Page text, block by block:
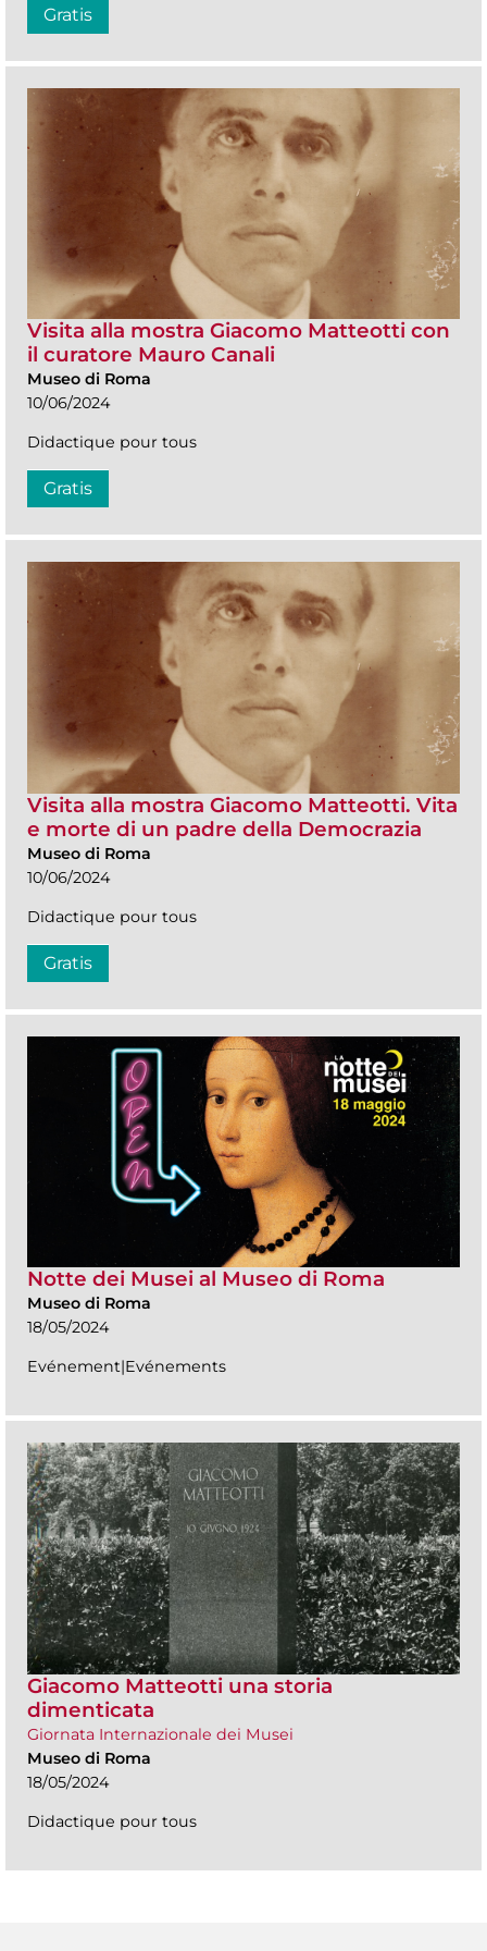
Gratis
Visita alla mostra Giacomo Matteotti con
il curatore Mauro Canali
Museo di Roma
10/06/2024
Didactique pour tous
Gratis
Visita alla mostra Giacomo Matteotti. Vita
e morte di un padre della Democrazia
Museo di Roma
10/06/2024
Didactique pour tous
Gratis
Notte dei Musei al Museo di Roma
Museo di Roma
18/05/2024
Evénement|Evénements
Giacomo Matteotti una storia
dimenticata
Giornata Internazionale dei Musei
Museo di Roma
18/05/2024
Didactique pour tous